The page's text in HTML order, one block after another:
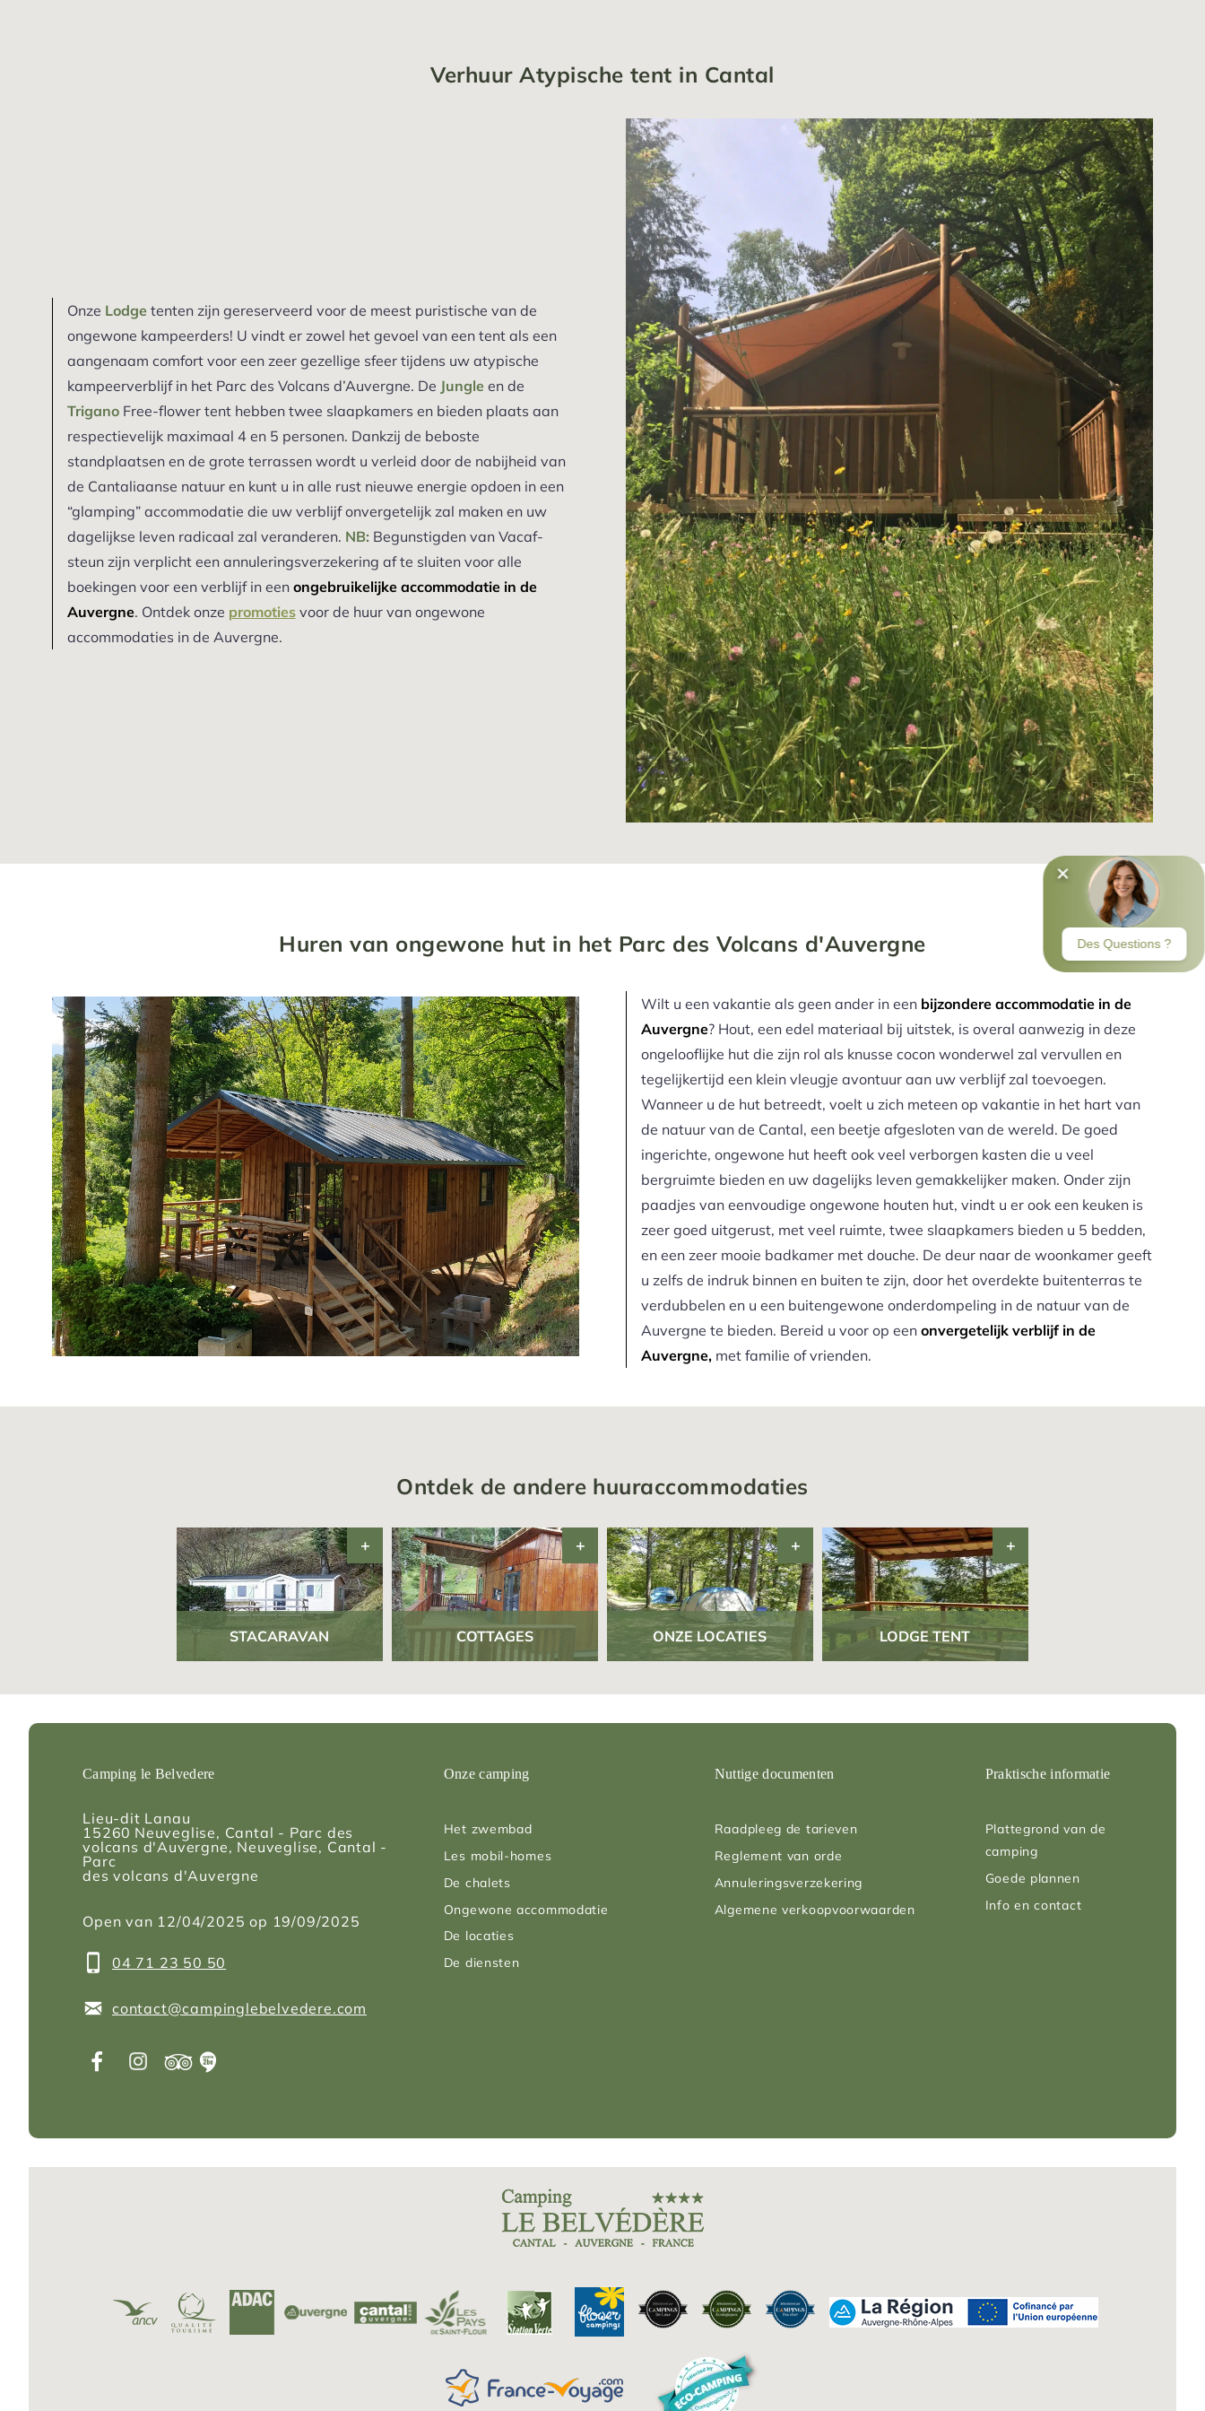
Verhuur Atypische tent in Cantal
Onze Lodge tenten zijn gereserveerd voor de meest puristische van de
ongewone kampeerders! U vindt er zowel het gevoel van een tent als een
aangenaam comfort voor een zeer gezellige sfeer tijdens uw atypische
kampeerverblijf in het Parc des Volcans d’Auvergne. De Jungle en de
TriganoFree-flower tent hebben twee slaapkamers en bieden plaats aan
respectievelijk maximaal 4 en 5 personen. Dankzij de beboste
standplaatsen en de grote terrassen wordt u verleid door de nabijheid van
de Cantaliaanse natuur en kunt u in alle rust nieuwe energie opdoen in een
“glamping” accommodatie die uw verblijf onvergetelijk zal maken en uw
dagelijkse leven radicaal zal veranderen. NB: Begunstigden van Vacaf-
steun zijn verplicht een annuleringsverzekering af te sluiten voor alle
boekingen voor een verblijf in een ongebruikelijke accommodatie in de
Auvergne. Ontdek onze promotiesvoor de huur van ongewone
accommodaties in de Auvergne.
Huren van ongewone hut in het Parc des Volcans d'Auvergne
Wilt u een vakantie als geen ander in eenbijzondere accommodatie in de
Auvergne? Hout, een edel materiaal bij uitstek, is overal aanwezig in deze
ongelooflijke hut die zijn rol als knusse cocon wonderwel zal vervullen en
tegelijkertijd een klein vleugje avontuur aan uw verblijf zal toevoegen.
Wanneer u de hut betreedt, voelt u zich meteen op vakantie in het hart van
de natuur van de Cantal, een beetje afgesloten van de wereld. De goed
ingerichte, ongewone hut heeft ook veel verborgen kasten die u veel
bergruimte bieden en uw dagelijks leven gemakkelijker maken. Onder zijn
paadjes van eenvoudige ongewone houten hut, vindt u er ook een keuken is
zeer goed uitgerust, met veel ruimte, twee slaapkamers bieden u 5 bedden,
en een zeer mooie badkamer met douche. De deur naar de woonkamer geeft
u zelfs de indruk binnen en buiten te zijn, door het overdekte buitenterras te
verdubbelen en u een buitengewone onderdompeling in de natuur van de
Auvergne te bieden. Bereid u voor op een onvergetelijk verblijf in de
Auvergne,met familie of vrienden.
Ontdek de andere huuraccommodaties
STACARAVAN COTTAGES ONZE LOCATIES LODGE TENT
Camping le Belvedere
Lieu-dit Lanau
15260 Neuveglise, Cantal - Parc des
volcans d'Auvergne, Neuveglise, Cantal -
Parc
des volcans d'Auvergne
Open van 12/04/2025 op 19/09/2025
04 71 23 50 50
contact@campinglebelvedere.com
Onze camping
Het zwembad
Les mobil-homes
De chalets
Ongewone accommodatie
De locaties
De diensten
Nuttige documenten
Raadpleeg de tarieven
Reglement van orde
Annuleringsverzekering
Algemene verkoopvoorwaarden
Praktische informatie
Plattegrond van de
camping
Goede plannen
Info en contact